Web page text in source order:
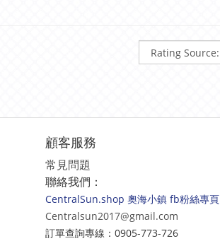
顧客服務
常見問題
聯絡我們：
CentralSun.shop 奧海小鎮 fb粉絲專頁
Centralsun2017@gmail.com
訂單查詢專線：0905-773-726